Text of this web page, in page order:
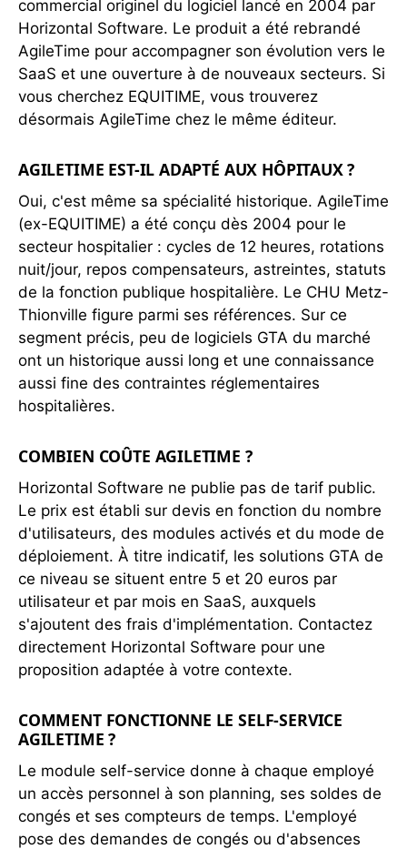
commercial originel du logiciel lancé en 2004 par
Horizontal Software. Le produit a été rebrandé
AgileTime pour accompagner son évolution vers le
SaaS et une ouverture à de nouveaux secteurs. Si
vous cherchez EQUITIME, vous trouverez
désormais AgileTime chez le même éditeur.
AGILETIME EST-IL ADAPTÉ AUX HÔPITAUX ?
Oui, c'est même sa spécialité historique. AgileTime
(ex-EQUITIME) a été conçu dès 2004 pour le
secteur hospitalier : cycles de 12 heures, rotations
nuit/jour, repos compensateurs, astreintes, statuts
de la fonction publique hospitalière. Le CHU Metz-
Thionville figure parmi ses références. Sur ce
segment précis, peu de logiciels GTA du marché
ont un historique aussi long et une connaissance
aussi fine des contraintes réglementaires
hospitalières.
COMBIEN COÛTE AGILETIME ?
Horizontal Software ne publie pas de tarif public.
Le prix est établi sur devis en fonction du nombre
d'utilisateurs, des modules activés et du mode de
déploiement. À titre indicatif, les solutions GTA de
ce niveau se situent entre 5 et 20 euros par
utilisateur et par mois en SaaS, auxquels
s'ajoutent des frais d'implémentation. Contactez
directement Horizontal Software pour une
proposition adaptée à votre contexte.
COMMENT FONCTIONNE LE SELF-SERVICE
AGILETIME ?
Le module self-service donne à chaque employé
un accès personnel à son planning, ses soldes de
congés et ses compteurs de temps. L'employé
pose des demandes de congés ou d'absences